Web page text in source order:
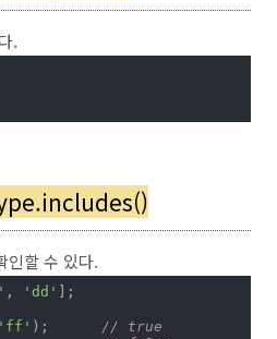
.
인할 수 있다.
, 'dd' ];
'ff'
// true